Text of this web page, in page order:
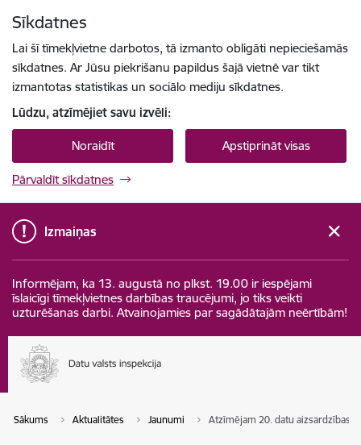
Sīkdatnes
Lai šī tīmekļvietne darbotos, tā izmanto obligāti nepieciešamās
sīkdatnes. Ar Jūsu piekrišanu papildus šajā vietnē var tikt
izmantotas statistikas un sociālo mediju sīkdatnes.
Lūdzu, atzīmējiet savu izvēli:
Noraidīt Apstiprināt visas
Pārvaldīt sīkdatnes
Izmaiņas
Informējam, ka 13. augustā no plkst. 19.00 ir iespējami
īslaicīgi tīmekļvietnes darbības traucējumi, jo tiks veikti
uzturēšanas darbi. Atvainojamies par sagādātajām neērtībām!
Sākums Aktualitātes Jaunumi Atzīmējam 20. datu aizsardzības